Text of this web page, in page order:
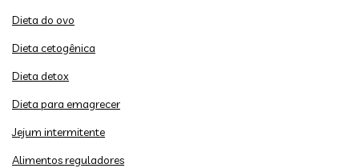
Dieta do ovo
Dieta cetogênica
Dieta detox
Dieta para emagrecer
Jejum intermitente
Alimentos reguladores